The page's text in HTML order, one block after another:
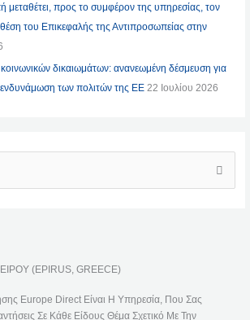
προς το συμφέρον της υπηρεσίας, τον
του Επικεφαλής της Αντιπροσωπείας στην
δικαιωμάτων: ανανεωμένη δέσμευση για
ενδυνάμωση των πολιτών της ΕΕ 22 Ιουλίου 2026
(EPIRUS, GREECE)
Europe Direct Είναι Η Υπηρεσία, Που Σας
Σε Κάθε Είδους Θέμα Σχετικό Με Την